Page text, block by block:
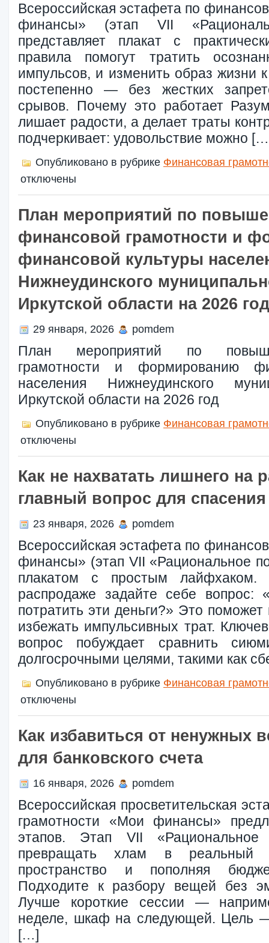
Всероссийская эстафета по
финансы» (этап VII
представляет плакат с
правила помогут тратить
импульсов, и изменить образ жизни
постепенно — без жестких
срывов. Почему это работает
лишает радости, а делает траты
подчеркивает: удовольствие можно
Опубликовано в рубрике Финансовая
отключены
План мероприятий по
финансовой грамотности и
финансовой культуры
Нижнеудинского
Иркутской области на 2026 год
29 января, 2026 pomdem
План мероприятий по
грамотности и формированию
населения Нижнеудинского
Иркутской области на 2026 год
Опубликовано в рубрике Финансовая
отключены
Как не нахватать лишнего на
главный вопрос для
23 января, 2026 pomdem
Всероссийская эстафета по
финансы» (этап VII «Рациональное
плакатом с простым лайфхаком.
распродаже задайте себе
потратить эти деньги?» Это
избежать импульсивных трат.​
вопрос побуждает сравнить
долгосрочными целями, такими как
Опубликовано в рубрике Финансовая
отключены
Как избавиться от ненужных
для банковского счета
16 января, 2026 pomdem
Всероссийская просветительская
грамотности «Мои финансы»
этапов. Этап VII «Рациональное
превращать хлам в реальный
пространство и пополняя
Подходите к разбору вещей без
Лучше короткие сессии —
неделе, шкаф на следующей. Цель
[…]